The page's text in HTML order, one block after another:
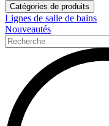
Catégories de produits
Lignes de salle de bains
Nouveautés